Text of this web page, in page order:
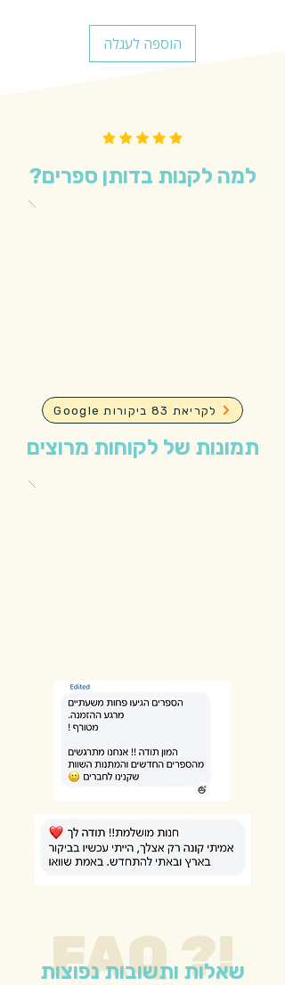
הוספה לעגלה
למה לקנות בדותן ספרים?
Google לקריאת 83 ביקורות
תמונות של לקוחות מרוצים
FAQ ?!
שאלות ותשובות נפוצות